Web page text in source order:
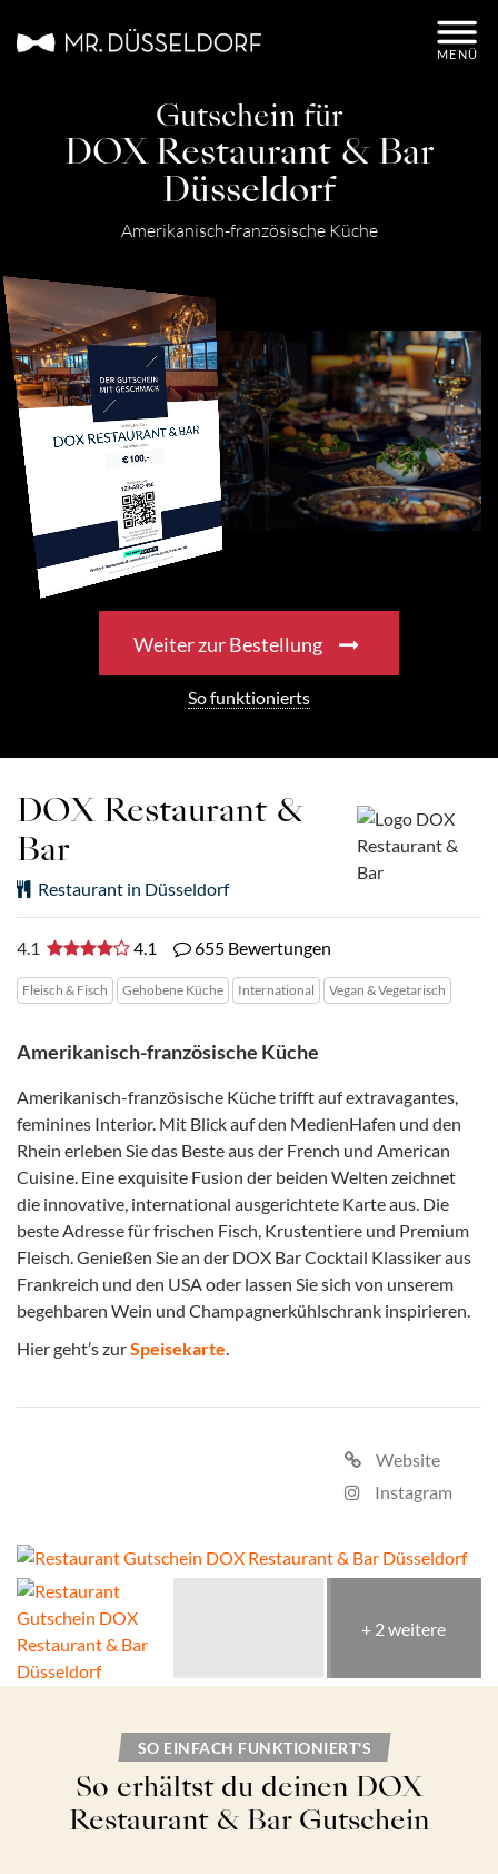
FAQ
Gutschein kaufen
MENÜ
Amerikanisch-französische Küche
Gutschein für
DOX Restaurant & Bar
Düsseldorf
DOX RESTAURANT & BAR
Weiter zur Bestellung
So funktionierts
DOX Restaurant &
Bar
Restaurant in Düsseldorf
4.1 4.1 655 Bewertungen
Fleisch & Fisch Gehobene Küche International Vegan & Vegetarisch
Amerikanisch-französische Küche
Amerikanisch-französische Küche trifft auf extravagantes,
feminines Interior. Mit Blick auf den MedienHafen und den
Rhein erleben Sie das Beste aus der French und American
Cuisine. Eine exquisite Fusion der beiden Welten zeichnet
die innovative, international ausgerichtete Karte aus. Die
beste Adresse für frischen Fisch, Krustentiere und Premium
Fleisch. Genießen Sie an der DOX Bar Cocktail Klassiker aus
Frankreich und den USA oder lassen Sie sich von unserem
begehbaren Wein und Champagnerkühlschrank inspirieren.
Hier geht’s zurSpeisekarte
Website
Instagram
+ 2 weitere
SO EINFACH FUNKTIONIERT'S
So erhältst du deinen DOX
Restaurant & Bar Gutschein